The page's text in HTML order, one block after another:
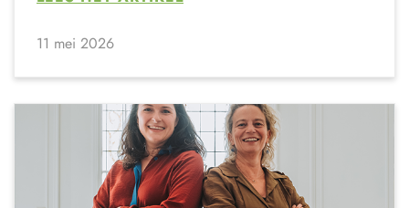
11 mei 2026